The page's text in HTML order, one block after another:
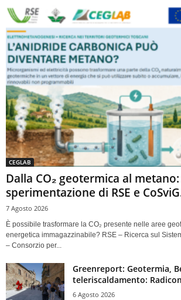
CEGLAB
Dalla CO₂ geotermica al
sperimentazione di RSE e
7 Agosto 2026
È possibile trasformare la CO₂ presente nelle aree
energetica immagazzinabile? RSE – Ricerca sul
– Consorzio per...
Greenreport: Geotermia,
teleriscaldamento:
6 Agosto 2026